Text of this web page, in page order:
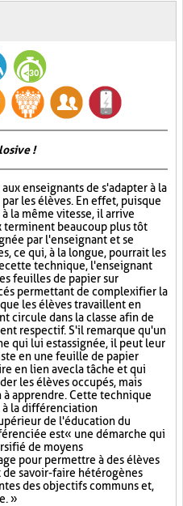
!
enseignants de s'adapter à la
les élèves. En effet, puisque
la même vitesse, il arrive
terminent beaucoup plus tôt
par l'enseignant et se
ce qui, à la longue, pourrait les
cette technique, l'enseignant
feuilles de papier sur
permettant de complexifier la
les élèves travaillent en
circule dans la classe afin de
respectif. S'il remarque qu'un
qui lui est assignée, il peut leur
en une feuille de papier
en lien avec la tâche et qui
les élèves occupés, mais
apprendre. Cette technique
à la différenciation
de l'éducation du
est « une démarche qui
de moyens
pour permettre à des élèves
de savoir-faire hétérogènes
des objectifs communs et,
»